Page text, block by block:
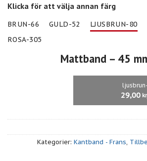
Klicka för att välja annan färg
BRUN-66 GULD-52 LJUSBRUN-80
ROSA-305
Mattband – 45
29,00 kr
Kategorier: Kantband - Frans,